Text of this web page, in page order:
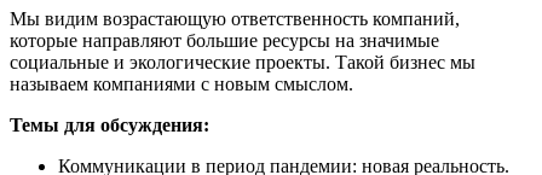
Мы видим возрастающую ответственность компаний,
которые направляют большие ресурсы на значимые
социальные и экологические проекты. Такой бизнес мы
называем компаниями с новым смыслом.
Темы для обсуждения:
Коммуникации в период пандемии: новая реальность.